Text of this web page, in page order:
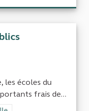
écoles du
frais de...